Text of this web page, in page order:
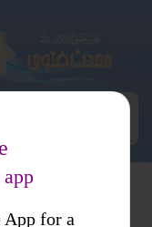
App for a